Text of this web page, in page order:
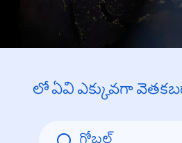
లో ఏవి ఎక్కువగా
గ్లోబల్